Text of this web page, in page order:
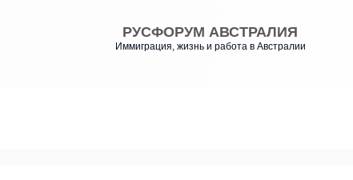
РУСФОРУМ АВСТРАЛИЯ
Иммиграция, жизнь и работа в Австралии